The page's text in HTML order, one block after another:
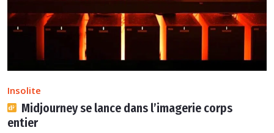
Insolite
Midjourney se lance dans l’imagerie corps
entier